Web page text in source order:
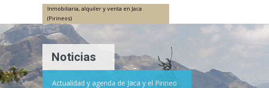
Inmobiliaria, alquiler y venta en Jaca
(Pirineos)
Noticias
Actualidad y agenda de Jaca y el Pirineo